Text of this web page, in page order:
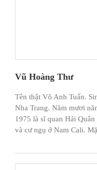
Vũ Hoàng Thư
Tên thật Võ Anh Tuấn.
Nha Trang. Năm mươi
1975 là sĩ quan Hải
và cư ngụ ở Nam Cali.